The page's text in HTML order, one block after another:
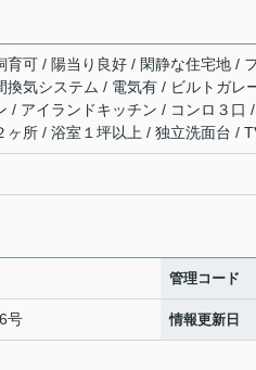
育可 / 陽当り良好 / 閑静な住宅地 /
換気システム / 電気有 / ビルトガ
/ アイランドキッチン / コンロ３
ヶ所 / 浴室１坪以上 / 独立洗面台 /
管理コード
号 情報更新日